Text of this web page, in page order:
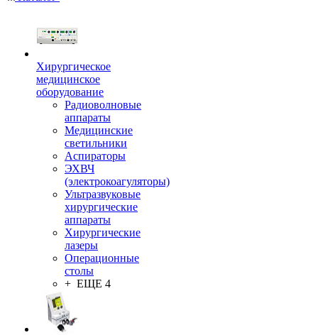
Хирургическое
медицинское
оборудование
Радиоволновые
аппараты
Медицинские
светильники
Аспираторы
ЭХВЧ
(электрокоагуляторы)
Ультразвуковые
хирургические
аппараты
Хирургические
лазеры
Операционные
столы
+ ЕЩЕ 4